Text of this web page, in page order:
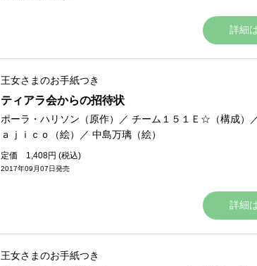
詳細
王女さまのお手紙つき
ティアラ会からの招待状
ポーラ・ハリソン（原作） ／ チーム１５１Ｅ☆（構成）
ａｊｉｃｏ（絵）
／ 中島万璃（絵）
定価 1,408円 (税込)
2017年09月07日発売
詳細
王女さまのお手紙つき